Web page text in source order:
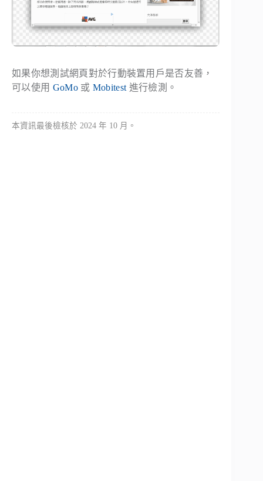
如果你想測試網頁對於行動裝置用戶是否友善，
可以使用 GoMo或 Mobitest進行檢測。
本資訊最後檢核於 2024 年 10 月。